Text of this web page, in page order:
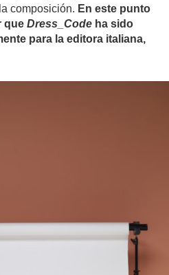
composición. En este punto
queDress_Code ha sido
para la editora italiana,